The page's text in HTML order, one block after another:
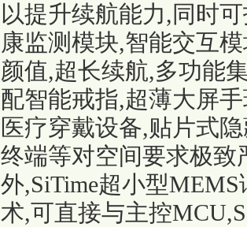
以提升续航能力,同时
康监测模块,智能交互
颜值,超长续航,多功能
配智能戒指,超薄大屏
医疗穿戴设备,贴片式
终端等对空间要求极
外,SiTime超小型
术,可直接与主控